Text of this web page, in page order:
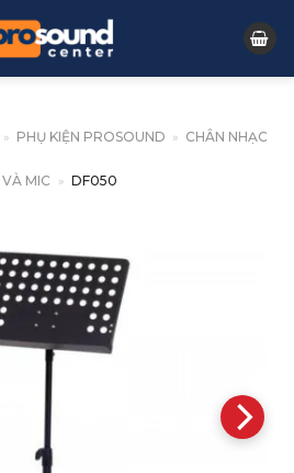
» PHỤ KIỆN PROSOUND » CHÂN NHẠC
VÀ MIC » DF050